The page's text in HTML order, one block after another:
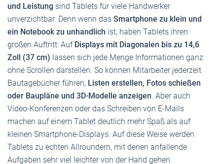
und Leistung sind Tablets für viele Handwerker
unverzichtbar. Denn wenn das Smartphone zu klein und
ein Notebook zu unhandlich ist, haben Tablets ihren
großen Auftritt: Auf Displays mit Diagonalen bis zu 14,6
Zoll (37 cm) lassen sich jede Menge Informationen ganz
ohne Scrollen darstellen. So können Mitarbeiter jederzeit
Bautagebücher führen, Listen erstellen, Fotos schießen
oder Baupläne und 3D-Modelle anzeigen. Aber auch
Video-Konferenzen oder das Schreiben von E-Mails
machen auf einem Tablet deutlich mehr Spaß als auf
kleinen Smartphone-Displays. Auf diese Weise werden
Tablets zu echten Allroundern, mit denen anfallende
Aufgaben sehr viel leichter von der Hand gehen.